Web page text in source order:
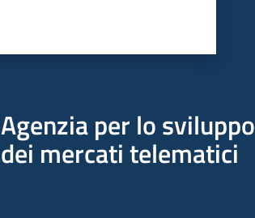
Agenzia per lo sviluppo
dei mercati telematici